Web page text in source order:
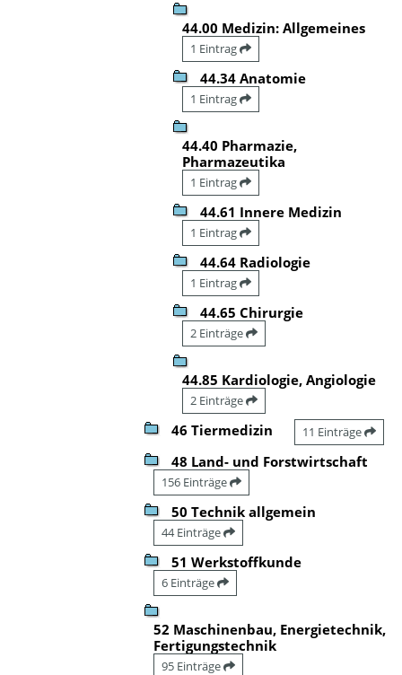
44.00 Medizin: Allgemeines
1 Eintrag
44.34 Anatomie
1 Eintrag
44.40 Pharmazie,
Pharmazeutika
1 Eintrag
44.61 Innere Medizin
1 Eintrag
44.64 Radiologie
1 Eintrag
44.65 Chirurgie
2 Einträge
44.85 Kardiologie, Angiologie
2 Einträge
46 Tiermedizin 11 Einträge
48 Land- und Forstwirtschaft
156 Einträge
50 Technik allgemein
44 Einträge
51 Werkstoffkunde
6 Einträge
52 Maschinenbau, Energietechnik,
Fertigungstechnik
95 Einträge